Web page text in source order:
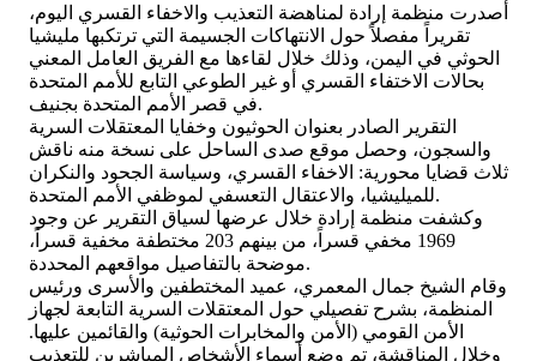
أصدرت منظمة إرادة لمناهضة التعذيب والاخفاء القسري اليوم،
تقريراً مفصلاً حول الانتهاكات الجسيمة التي ترتكبها مليشيا
الحوثي في اليمن، وذلك خلال لقاءها مع الفريق العامل المعني
بحالات الاختفاء القسري أو غير الطوعي التابع للأمم المتحدة
في قصر الأمم المتحدة بجنيف.
​التقرير الصادر بعنوان الحوثيون وخفايا المعتقلات السرية
والسجون، وحصل موقع صدى الساحل على نسخة منه ناقش
ثلاث قضايا محورية: الاخفاء القسري، وسياسة الجحود والنكران
للميليشيا، والاعتقال التعسفي لموظفي الأمم المتحدة.
و​كشفت منظمة إرادة خلال عرضها لسياق التقرير عن وجود
1969 مخفي قسراً، من بينهم 203 مختطفة مخفية قسراً،
موضحة بالتفاصيل مواقعهم المحددة.
​وقام الشيخ جمال المعمري، عميد المختطفين والأسرى ورئيس
المنظمة، بشرح تفصيلي حول المعتقلات السرية التابعة لجهاز
الأمن القومي (الأمن والمخابرات الحوثية) والقائمين عليها.
وخلال المناقشة، تم وضع أسماء الأشخاص المباشرين للتعذيب